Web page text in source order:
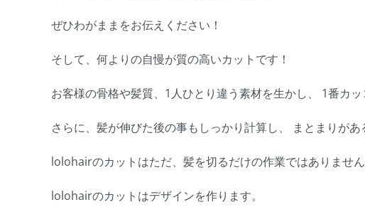
ぜひわがままをお伝えください！
そして、何よりの自慢が質の高いカットです！
お客様の骨格や髪質、1人ひとり違う素材を生かし、 1番カッ
さらに、髪が伸びた後の事もしっかり計算し、 まとまりが
lolohairのカットはただ、髪を切るだけの作業ではありません
lolohairのカットはデザインを作ります。